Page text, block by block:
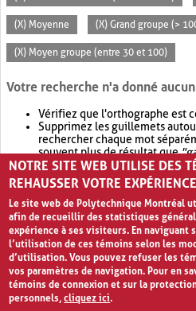
(X) Moyenne (X) Grand groupe (>
(X) Moyen groupe (entre 30 et 100)
Votre recherche n'a donné
Vérifiez que l'orthographe est
Supprimez les guillemets
rechercher chaque mot
souvent plus de résultat que
Envisagez d'élargir votre
retournera souvent plus de
NOTRE SITE WEB UTILISE DES
REHAUSSER VOTRE
Le site web de Polytechnique Montréal
afin de recueillir des statistiques
expérience à ses visiteurs. En naviguant
l’utilisation de ces témoins selon les
d’utilisation. Vous pouvez refuser les
vos paramètres de navigation. Pour en
témoins de connexion et sur la
personnels,cliquez ici.